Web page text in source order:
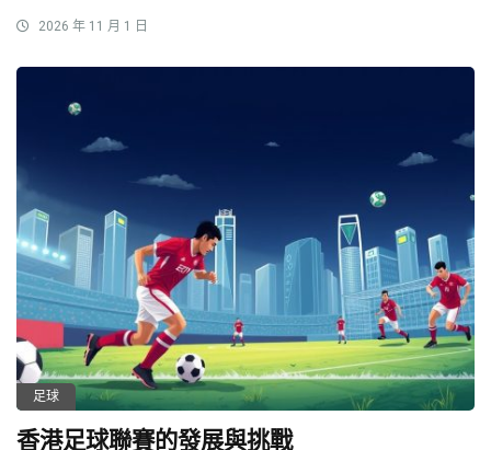
2026 年 11 月 1 日
足球
香港足球聯賽的發展與挑戰